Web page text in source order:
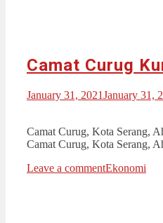
Camat Curug
January 31, 2021January 31,
Camat Curug, Kota Serang,
Camat Curug, Kota Serang,
Leave a commentEkonomi